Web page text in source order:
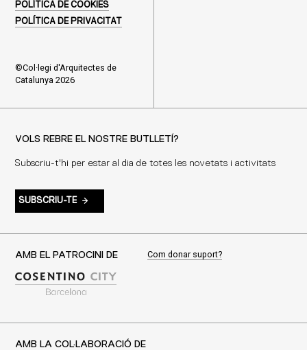
POLÍTICA DE COOKIES
POLÍTICA DE PRIVACITAT
©Col·legi d'Arquitectes de
Catalunya 2026
VOLS REBRE EL NOSTRE BUTLLETÍ?
Subscriu-t'hi per estar al dia de totes les novetats i activitats
SUBSCRIU-TE
AMB EL PATROCINI DE Com donar suport?
AMB LA COL·LABORACIÓ DE